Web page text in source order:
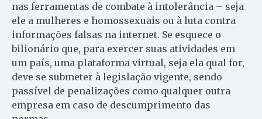
nas ferramentas de combate à intolerância – seja
ele a mulheres e homossexuais ou à luta contra
informações falsas na internet. Se esquece o
bilionário que, para exercer suas atividades em
um país, uma plataforma virtual, seja ela qual for,
deve se submeter à legislação vigente, sendo
passível de penalizações como qualquer outra
empresa em caso de descumprimento das